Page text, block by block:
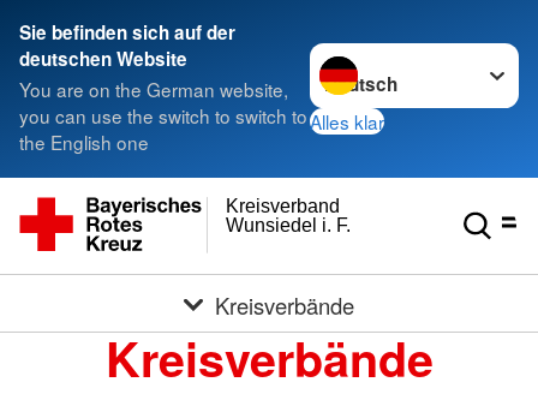
Sie befinden sich auf der
deutschen Website
You are on the German website,
you can use the switch to switch to
the English one
Sprache wechseln zu
Alles klar
Wunsiedel i. F.
Kreisverband
Kreisverbände
Kreisverbände